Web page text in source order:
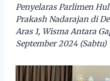
Penyelaras Parlimen
Prakash Nadarajan di
Aras 1, Wisma Antara
September 2024 (Sabtu)